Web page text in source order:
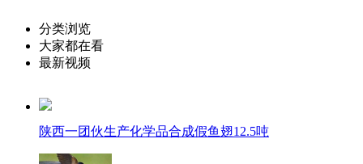
分类浏览
大家都在看
最新视频
陕西一团伙生产化学品合成假鱼翅12.5吨